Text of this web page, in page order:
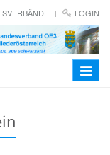
LOGIN
Toggle